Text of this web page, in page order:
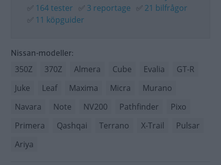
✅ 164 tester ✅ 3 reportage ✅ 21 bilfrågor
✅ 11 köpguider
Nissan-modeller:
350Z 370Z Almera Cube Evalia
GT-R
Juke
Leaf Maxima Micra
Murano
Navara
Note NV200 Pathfinder
Pixo
Primera
Qashqai Terrano X-Trail
Pulsar
Ariya